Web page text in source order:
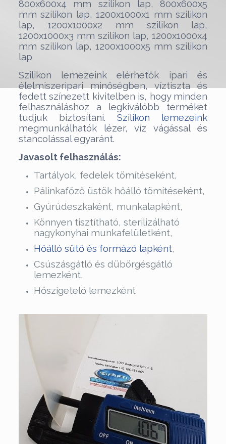
800x600x4 mm szilikon lap, 800x600x5
mm szilikon lap, 1200x1000x1 mm szilikon
lap, 1200x1000x2 mm szilikon lap,
1200x1000x3 mm szilikon lap, 1200x1000x4
mm szilikon lap, 1200x1000x5 mm szilikon
lap
Szilikon lemezeink elérhetők ipari és
élelmiszeripari minőségben, víztiszta és
fedett színezett kivitelben is, hogy minden
felhasználáshoz a legkiválóbb terméket
tudjuk biztosítani.Szilikon lemezeink
megmunkálhatók lézer, víz vágással és
stancolással egyaránt.
Javasolt felhasználás:
Tartályok, fedelek tömítéseként,
Pálinkafőző üstök hőálló tömítéseként,
Gyúrúdeszkaként, munkalapként,
Könnyen tisztítható, sterilizálható
nagykonyhai munkafelületként,
Hőálló sütő és formázó lapként,
Csúszásgátló és dübörgésgátló
lemezként,
Hőszigetelő lemezként